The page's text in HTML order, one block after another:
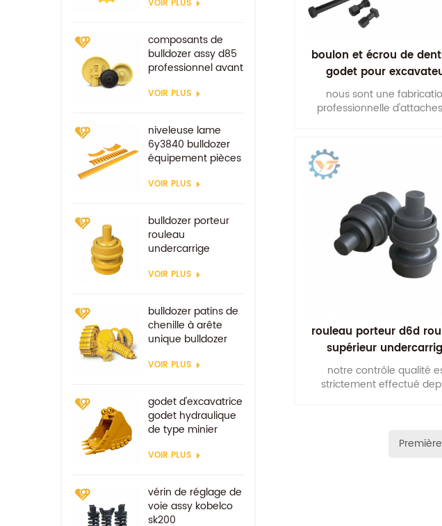
rechange de train
VOIR PLUS
composants de
bulldozer assy d85
professionnel avant
VOIR PLUS
niveleuse lame
6y3840 bulldozer
équipement pièces
d'usure
VOIR PLUS
bulldozer porteur
rouleau
undercarrige
VOIR PLUS
bulldozer patins de
chenille à arête
unique bulldozer
VOIR PLUS
godet d'excavatrice
godet hydraulique
de type minier
VOIR PLUS
vérin de réglage de
voie assy kobelco
sk200
boulon et écrou de
godet pour
nous sont une
professionnelle
dessin ou échantillons.
rouleau porteur d6d
supérieur
notre contrôle qualité
strictement effectué
l'emballage final. c'est la
de la haute qualité de nos